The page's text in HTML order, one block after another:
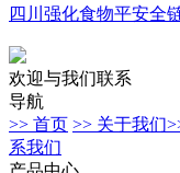
四川强化食物平安全
欢迎与我们联系
导航
>> 首页 >> 关于我们
系我们